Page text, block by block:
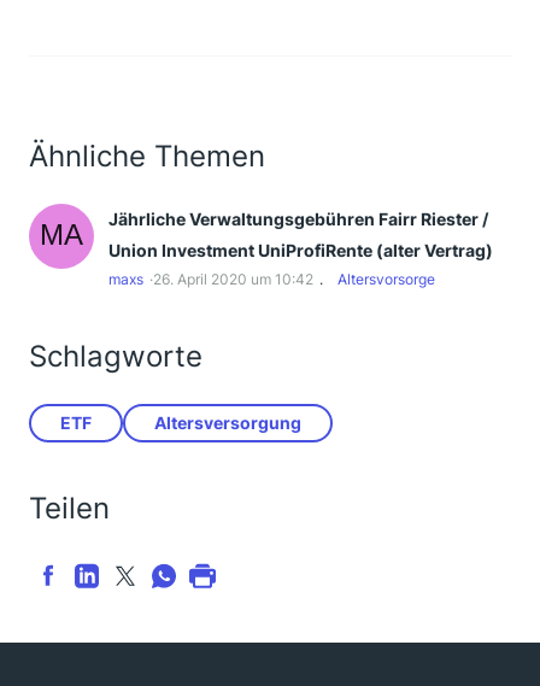
Ähnliche Themen
Jährliche Verwaltungsgebühren Fairr Riester /
Union Investment UniProfiRente (alter Vertrag)
maxs 26. April 2020 um 10:42 Altersvorsorge
Schlagworte
ETF Altersversorgung
Teilen